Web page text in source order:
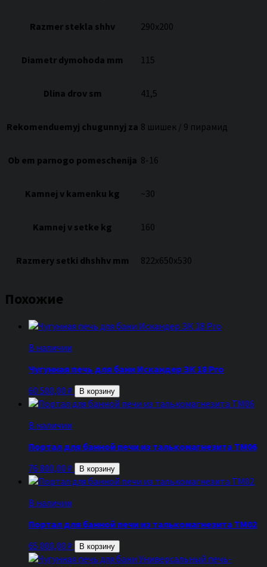
Razmer stekla shhv 290х200
Diametr dymohoda mm 115
Dlina drov sm 41,5
Rekomenduemyj chugunnyj za 8 шишек / 9 пирамид
Ob em parnogo pomeschenija 8-16
Kamnej v kamenku kg ~30
Kamnej v setke kg 160
Razmery setki dhshhv mm 822х650х530
Похожие
В наличии
Чугунная печь для бани Искандер ЗК 18 Pro
60 500,00 ₽ В корзину
В наличии
Портал для банной печи из талькомагнезита ТМ06
76 800,00 ₽ В корзину
В наличии
Портал для банной печи из талькомагнезита ТМ02
65 000,00 ₽ В корзину